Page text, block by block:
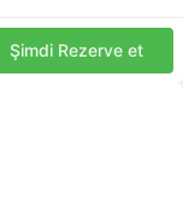
Şimdi Rezerve et